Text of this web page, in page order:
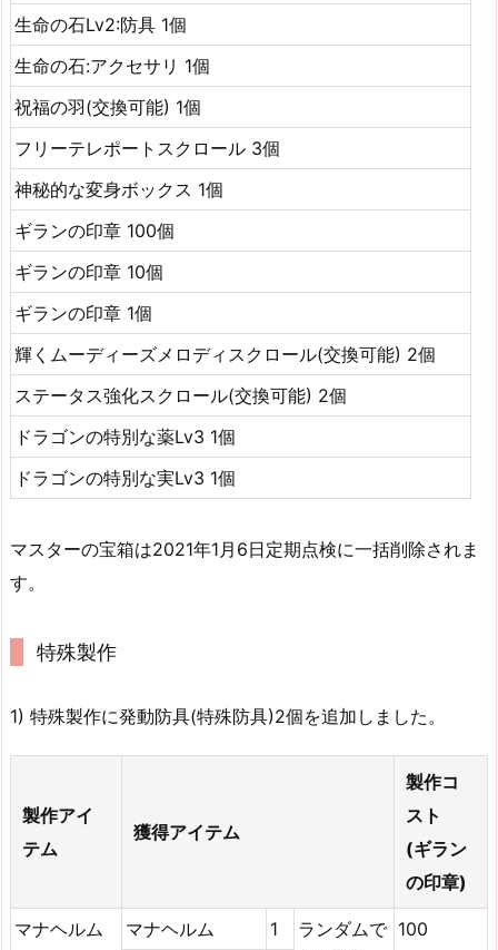
生命の石Lv2:防具 1個
生命の石:アクセサリ 1個
祝福の羽(交換可能) 1個
フリーテレポートスクロール 3個
神秘的な変身ボックス 1個
ギランの印章 100個
ギランの印章 10個
ギランの印章 1個
輝くムーディーズメロディスクロール(交換可能) 2個
ステータス強化スクロール(交換可能) 2個
ドラゴンの特別な薬Lv3 1個
ドラゴンの特別な実Lv3 1個
マスターの宝箱は2021年1月6日定期点検に一括削除されま
す。
特殊製作
1) 特殊製作に発動防具(特殊防具)2個を追加しました。
製作アイ
テム
獲得アイテム
製作コ
スト
(ギラン
の印章)
マナヘルム マナヘルム 1
ランダムで 100